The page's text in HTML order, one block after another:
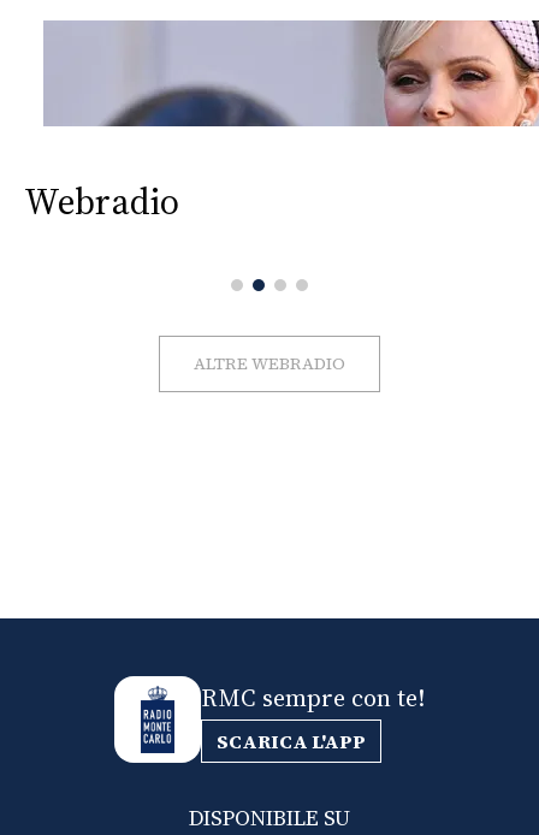
Webradio
ALTRE WEBRADIO
RMC sempre con te!
SCARICA L'APP
DISPONIBILE SU